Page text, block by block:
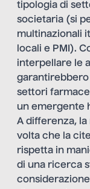
tipologia di
societaria (si
multinazionali
locali e PMI).
interpellare le
settori
un emergente
A differenza, la
volta che la
rispetta in
di una ricerca